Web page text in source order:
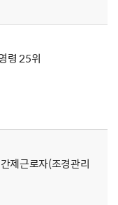
령 25위
제근로자(조경관리